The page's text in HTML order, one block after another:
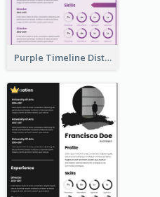
Purple Timeline Distinguished Resume